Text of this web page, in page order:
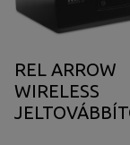
REL ARROW
WIRELESS